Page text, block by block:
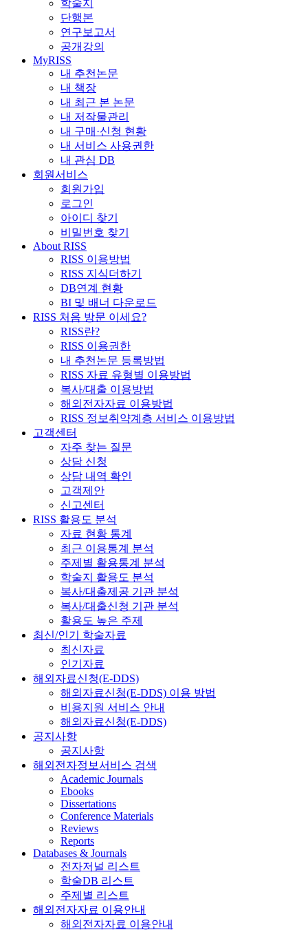
학술지
단행본
연구보고서
공개강의
MyRISS
내 추천논문
내 책장
내 최근 본 논문
내 저작물관리
내 구매·신청 현황
내 서비스 사용권한
내 관심 DB
회원서비스
회원가입
로그인
아이디 찾기
비밀번호 찾기
About RISS
RISS 이용방법
RISS 지식더하기
DB연계 현황
BI 및 배너 다운로드
RISS 처음 방문 이세요?
RISS란?
RISS 이용권한
내 추천논문 등록방법
RISS 자료 유형별 이용방법
복사/대출 이용방법
해외전자자료 이용방법
RISS 정보취약계층 서비스 이용방법
고객센터
자주 찾는 질문
상담 신청
상담 내역 확인
고객제안
신고센터
RISS 활용도 분석
자료 현황 통계
최근 이용통계 분석
주제별 활용통계 분석
학술지 활용도 분석
복사/대출제공 기관 분석
복사/대출신청 기관 분석
활용도 높은 주제
최신/인기 학술자료
최신자료
인기자료
해외자료신청(E-DDS)
해외자료신청(E-DDS) 이용 방법
비용지원 서비스 안내
해외자료신청(E-DDS)
공지사항
공지사항
해외전자정보서비스 검색
Academic Journals
Ebooks
Dissertations
Conference Materials
Reviews
Reports
Databases & Journals
전자저널 리스트
학술DB 리스트
주제별 리스트
해외전자자료 이용안내
해외전자자료 이용안내